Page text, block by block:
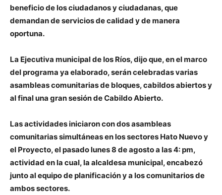
beneficio de los ciudadanos y ciudadanas, que
demandan de servicios de calidad y de manera
oportuna.
La Ejecutiva municipal de los Ríos, dijo que, en el marco
del programa ya elaborado, serán celebradas varias
asambleas comunitarias de bloques, cabildos abiertos y
al final una gran sesión de Cabildo Abierto.
Las actividades iniciaron con dos asambleas
comunitarias simultáneas en los sectores Hato Nuevo y
el Proyecto, el pasado lunes 8 de agosto a las 4: pm,
actividad en la cual, la alcaldesa municipal, encabezó
junto al equipo de planificación y a los comunitarios de
ambos sectores.